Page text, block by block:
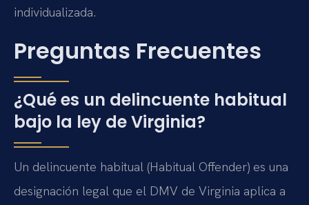
individualizada.
Preguntas Frecuentes
¿Qué es un delincuente habitual
bajo la ley de Virginia?
Un delincuente habitual (Habitual Offender) es una
designación legal que el DMV de Virginia aplica a